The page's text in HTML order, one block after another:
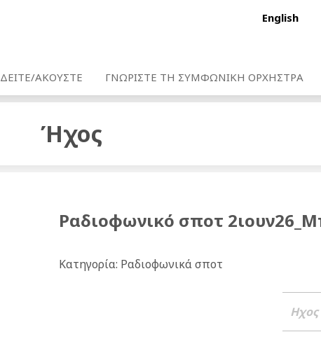
English
ΔΕΙΤΕ/ΑΚΟΥΣΤΕ ΓΝΩΡΙΣΤΕ ΤΗ ΣΥΜΦΩΝΙΚΗ ΟΡΧΗΣΤΡΑ
Ήχος
Ραδιοφωνικό σποτ
Κατηγορία: Ραδιοφωνικά σποτ
Ηχος